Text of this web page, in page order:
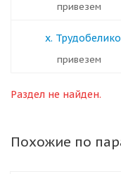
Привезем
х.
Привезем
Раздел не найден.
Похожие по